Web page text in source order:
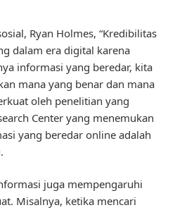
Ryan Holmes, “Kredibilitas
dalam era digital karena
informasi yang beredar, kita
mana yang benar dan mana
oleh penelitian yang
Center yang menemukan
yang beredar online adalah
juga mempengaruhi
Misalnya, ketika mencari